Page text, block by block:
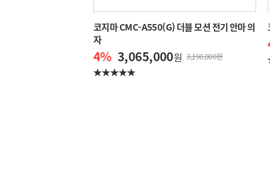
코지마 CMC-A550(G) 더블 모션 전기 안마 의
자
3,190,000원
3,065,000원
4%